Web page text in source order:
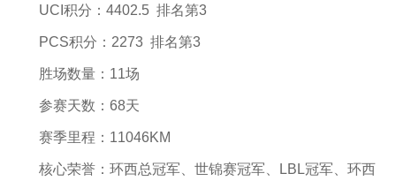
UCI积分：4402.5 排名第3
PCS积分：2273 排名第3
胜场数量：11场
参赛天数：68天
赛季里程：11046KM
核心荣誉：环西总冠军、世锦赛冠军、LBL冠军、环西